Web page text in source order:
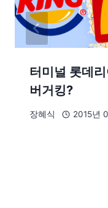
터미널 롯데
버거킹?
장혜식 2015년